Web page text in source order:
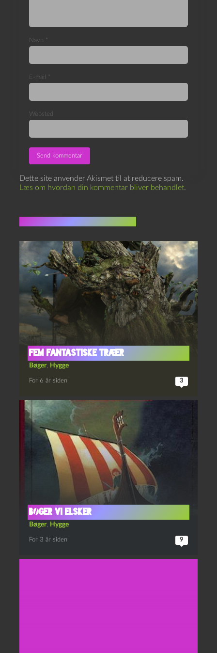
Navn *
E-mail *
Websted
Dette site anvender Akismet til at reducere spam.
Læs om hvordan din kommentar bliver behandlet.
Fem fantastiske træer
Bøger, Hygge
For 6 år siden 3
Bøger vi elsker
Bøger, Hygge
For 3 år siden 9